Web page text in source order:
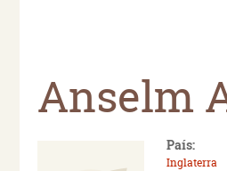
Anselm
País:
Inglaterra